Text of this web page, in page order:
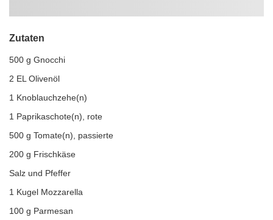
Zutaten
500 g Gnocchi
2 EL Olivenöl
1 Knoblauchzehe(n)
1 Paprikaschote(n), rote
500 g Tomate(n), passierte
200 g Frischkäse
Salz und Pfeffer
1 Kugel Mozzarella
100 g Parmesan